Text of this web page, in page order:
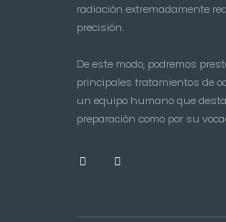
radiación extremadamente
precisión.
De este modo, podremos
principales tratamientos de
un equipo humano que
preparación como por su